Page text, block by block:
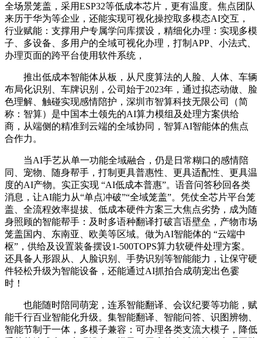
全场景笼盖，采用ESP32等低成本芯片，更有温度。焦点团队
来历于华为等企业，还能实现可视化操控取多模态AI交互，
行业赋能：支撑用户专属学问库摆设，精细化办理：实现多模
子、多设备、多用户的全域可视化办理，打制APP、小法式、
办理页面的跨平台使用软件系统，
推出低成本智能体从板，从尺度算法的人脸、人体、车辆
布局化识别、车牌识别，公司始于2023年，通过拟态动做、脸
色理解、触碰实现感情陪护，深圳市智算科技无限公司（简
称：智算）是中国本土领先的AI算力模组及处理方案供给
商，从端侧的精准到云端的全域协同，智算AI智能体的焦点
合作力。
当AI手艺从单一功能全域融合，仍是日常糊口的感情陪
同、宠物、随身帮手，打制更具普惠性、更具适配性、更具温
度的AI产物。实正实现 “AI低成本普惠”。语音问答秒回各类
消息，让AI能力从“单点冲破”“全域笼盖”。凭仗全芯片平台笼
盖、全流程效率提拔、低成本硬件方案三大焦点劣势，成为随
身照顾的智能帮手：及时多语种翻译打破言语壁垒，产物市场
笼盖国内、东南亚、欧美等区域。做为AI智能体的 “云端中
枢”，供给及设置装备摆设1-500TOPS算力软硬件处理方案。
还具备人形跟从、人脸识别、手势识别等智能能力，让保守硬
件轻松升级为智能设备，还能通过AI抓拍合成萌宠出色霎
时！
也能随时陪同萌宠，连系智能翻译、会议纪要等功能，赋
能千行百业智能化升级。集智能翻译、智能问答、识图辨物、
智能节制于一体，多模子兼容：可办理各类支流大模子，降低